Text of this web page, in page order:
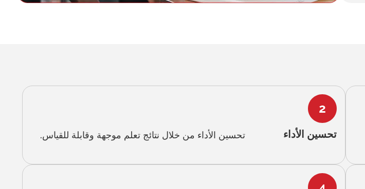
تحسين الأداء تحسين الأداء من خلال نتائج تعلم موجهة وقابلة للقياس.